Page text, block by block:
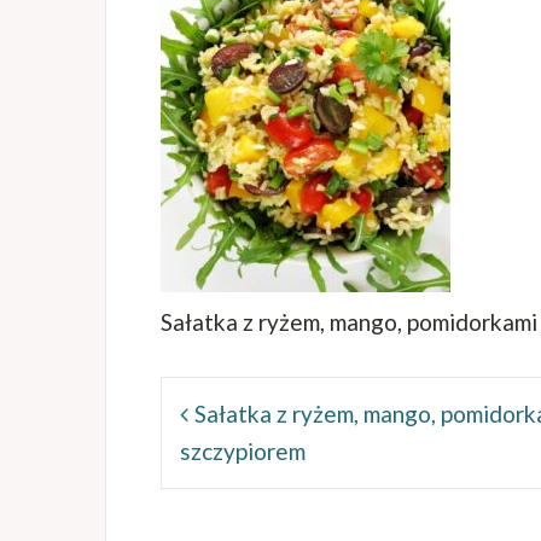
Sałatka z ryżem, mango,
wpisuSałatka z ryżem, mango,
szczypiorem